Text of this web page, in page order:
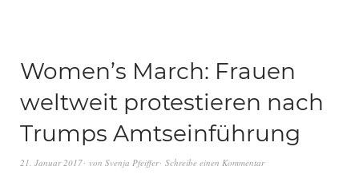
Women’s March: Frauen
weltweit protestieren nach
Trumps Amtseinführung
21. Januar 2017 von Svenja Pfeiffer Schreibe einen Kommentar